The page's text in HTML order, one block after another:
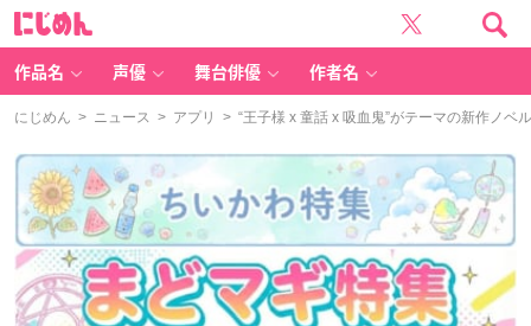
作品名 声優 舞台俳優 作者名
にじめん > ニュース > アプリ > “王子様 x 童話 x 吸血鬼”がテーマの新作ノ